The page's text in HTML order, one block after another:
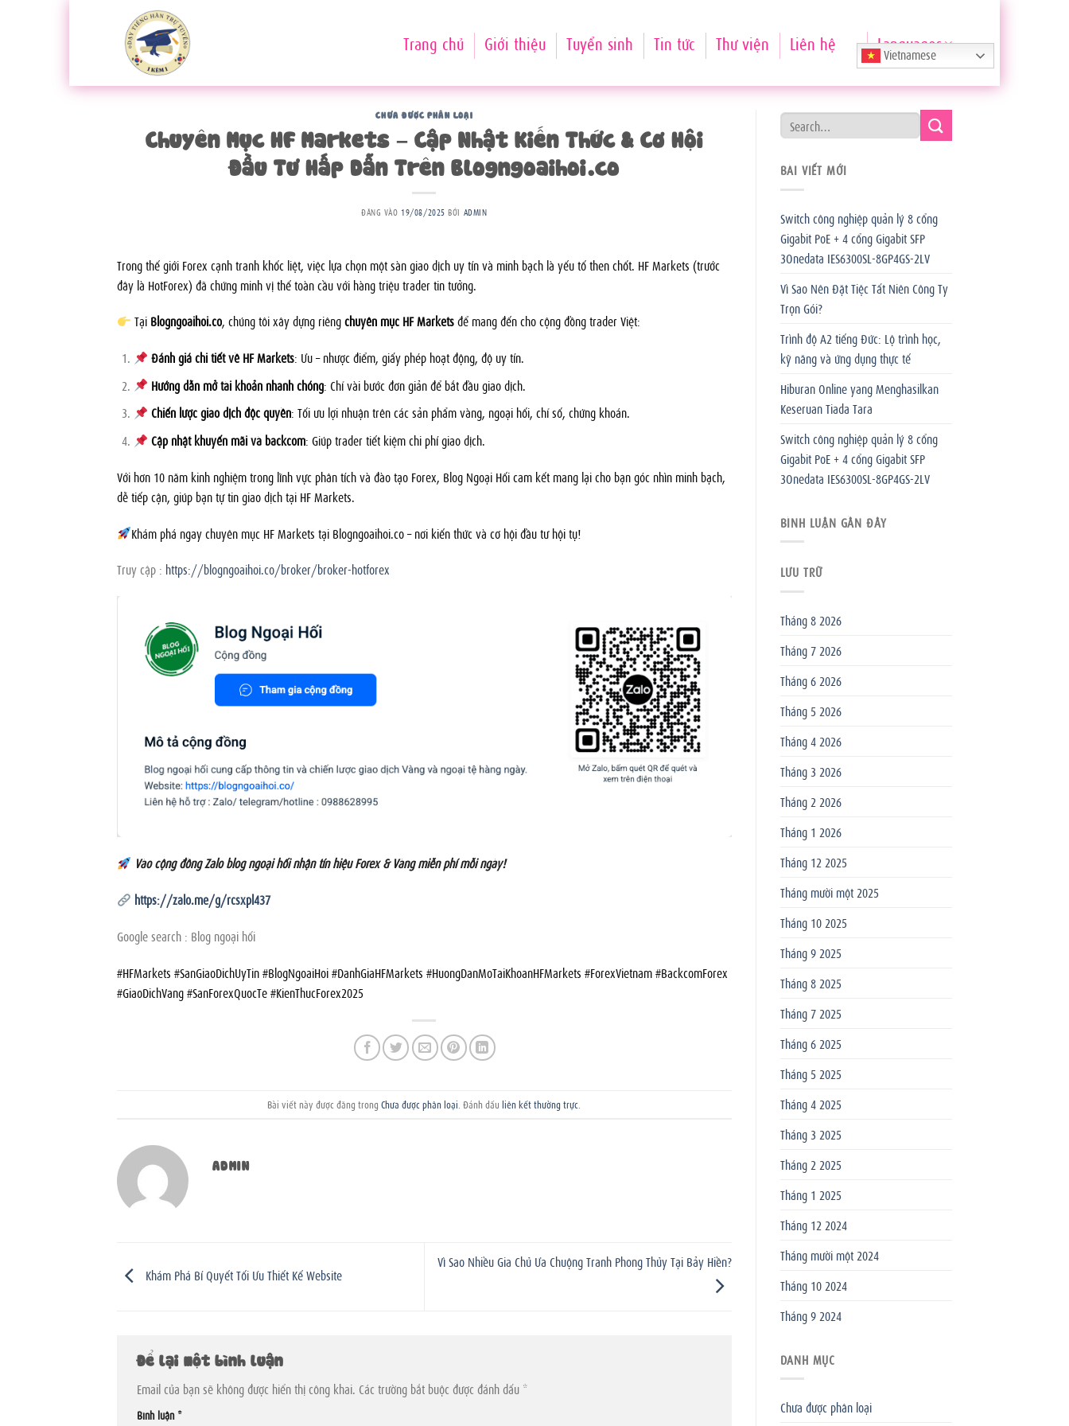
Trang chủ Giới thiệu Tuyển sinh Tin tức Thư viện Liên hệ Vietnamese
Languages
CHƯA ĐƯỢC PHÂN LOẠI
Chuyên Mục HF Markets – Cập Nhật Kiến Thức & Cơ Hội
Đầu Tư Hấp Dẫn Trên Blogngoaihoi.co
ĐĂNG VÀO19/08/2025 BỞI ADMIN
Trong thế giới Forex cạnh tranh khốc liệt, việc lựa chọn một sàn giao dịch uy tín và minh bạch là yếu tố then chốt. HF Markets (trước
đây là HotForex) đã chứng minh vị thế toàn cầu với hàng triệu trader tin tưởng.
Tại Blogngoaihoi.co, chúng tôi xây dựng riêngchuyên mục HF Marketsđể mang đến cho cộng đồng trader Việt:
Đánh giá chi tiết về HF Markets: Ưu – nhược điểm, giấy phép hoạt động, độ uy tín.
Hướng dẫn mở tài khoản nhanh chóng: Chỉ vài bước đơn giản để bắt đầu giao dịch.
Chiến lược giao dịch độc quyền: Tối ưu lợi nhuận trên các sản phẩm vàng, ngoại hối, chỉ số, chứng khoán.
Cập nhật khuyến mãi và backcom: Giúp trader tiết kiệm chi phí giao dịch.
Với hơn 10 năm kinh nghiệm trong lĩnh vực phân tích và đào tạo Forex, Blog Ngoại Hối cam kết mang lại cho bạn góc nhìn minh bạch,
dễ tiếp cận, giúp bạn tự tin giao dịch tại HF Markets.
Khám phá ngay chuyên mục HF Markets tại Blogngoaihoi.co – nơi kiến thức và cơ hội đầu tư hội tụ!
Truy cập : https://blogngoaihoi.co/broker/broker-hotforex
Vào cộng đồng Zalo blog ngoại hối nhận tín hiệu Forex & Vàng miễn phí mỗi ngày!
https://zalo.me/g/rcsxpl437
Google search : Blog ngoại hối
#HFMarkets #SanGiaoDichUyTin #BlogNgoaiHoi #DanhGiaHFMarkets #HuongDanMoTaiKhoanHFMarkets #ForexVietnam #BackcomForex
#GiaoDichVang #SanForexQuocTe #KienThucForex2025
Bài viết này được đăng trongChưa được phân loại . Đánh dấuliên kết thường trực
ADMIN
Khám Phá Bí Quyết Tối Ưu Thiết Kế Website
Vì Sao Nhiều Gia Chủ Ưa Chuộng Tranh Phong Thủy Tại Bảy Hiền?
Để lại một bình luận
Email của bạn sẽ không được hiển thị công khai. Các trường bắt buộc được đánh dấu *
Bình luận *
BÀI VIẾT MỚI
Switch công nghiệp quản lý 8 cổng
Gigabit PoE + 4 cổng Gigabit SFP
3Onedata IES6300SL-8GP4GS-2LV
Vì Sao Nên Đặt Tiệc Tất Niên Công Ty
Trọn Gói?
Trình độ A2 tiếng Đức: Lộ trình học,
kỹ năng và ứng dụng thực tế
Hiburan Online yang Menghasilkan
Keseruan Tiada Tara
Switch công nghiệp quản lý 8 cổng
Gigabit PoE + 4 cổng Gigabit SFP
3Onedata IES6300SL-8GP4GS-2LV
BÌNH LUẬN GẦN ĐÂY
LƯU TRỮ
Tháng 8 2026
Tháng 7 2026
Tháng 6 2026
Tháng 5 2026
Tháng 4 2026
Tháng 3 2026
Tháng 2 2026
Tháng 1 2026
Tháng 12 2025
Tháng mười một 2025
Tháng 10 2025
Tháng 9 2025
Tháng 8 2025
Tháng 7 2025
Tháng 6 2025
Tháng 5 2025
Tháng 4 2025
Tháng 3 2025
Tháng 2 2025
Tháng 1 2025
Tháng 12 2024
Tháng mười một 2024
Tháng 10 2024
Tháng 9 2024
DANH MỤC
Chưa được phân loại